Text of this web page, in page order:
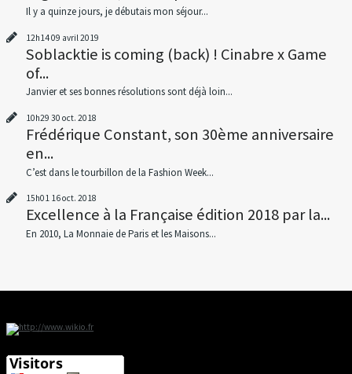
Il y a quinze jours, je débutais mon séjour...
12h1409 avril 2019
Soblacktie is coming (back) ! Cinabre x Game
of...
Janvier et ses bonnes résolutions sont déjà loin...
10h29 30 oct. 2018
Frédérique Constant, son 30ème anniversaire
en...
C’est dans le tourbillon de la Fashion Week...
15h01 16oct. 2018
Excellence à la Française édition 2018 par la...
En 2010, La Monnaie de Paris et les Maisons...